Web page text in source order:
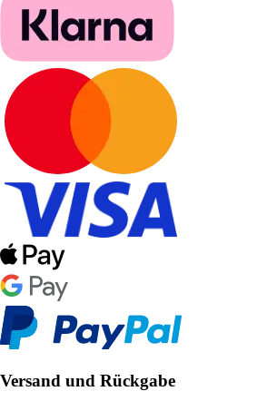
Versand und Rückgabe